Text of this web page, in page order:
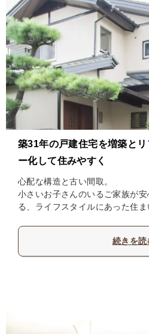
築31年の戸建住宅を増築と
ー化して住みやすく
心配な構造と古い間取。
小さいお子さんのいるご家族が
る、ライフスタイルにあった住ま
続きを読